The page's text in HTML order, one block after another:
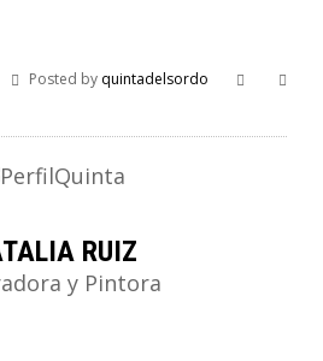
Posted by quintadelsordo
RUIZ
y Pintora